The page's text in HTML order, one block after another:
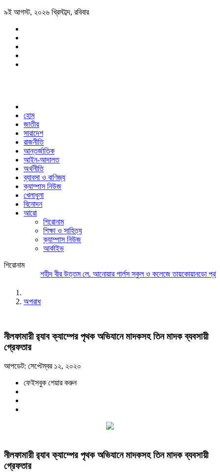
৯ই আগস্ট, ২০২৬ খ্রিস্টাব্দ, রবিবার
হোম
জাতীয়
সারাদেশ
রাজনীতি
আন্তর্জাতিক
আইন-আদালত
অর্থনীতি
ব্যাবসা ও বাণিজ্য
ক্যাম্পাস নিউজ
খেলাধুলা
বিনোদন
আরো
শিরোনাম
শিক্ষা ও সাহিত্য
ক্যাম্পাস নিউজ
আর্কাইভ
শিরোনাম
শহীদ বীর উত্তম লে. আনোয়ার গার্লস স্কুল ও কলেজে তায়কোয়ানডো
অপরাধ
নীলফামারী র‌্যাব ক্যাম্পের পৃথক অভিযানে মাদকসহ তিন মাদক ব্যবসায়ী
গ্রেফতার
আপডেট: সেপ্টেম্বর ১২, ২০২০
ফেইসবুক শেয়ার করুন
নীলফামারী র‌্যাব ক্যাম্পের পৃথক অভিযানে মাদকসহ তিন মাদক ব্যবসায়ী
গ্রেফতার